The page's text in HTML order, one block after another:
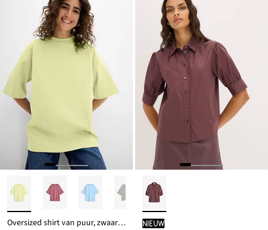
Oversized shirt van puur, zwaar biologisch katoen Nieuw